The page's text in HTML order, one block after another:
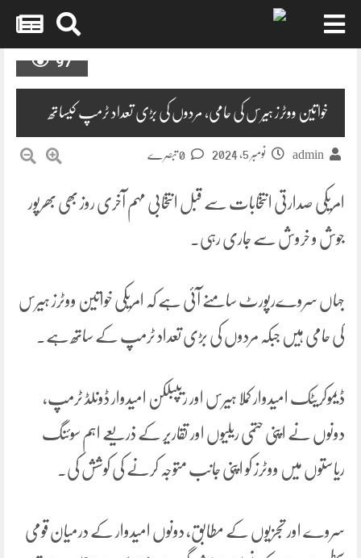
97
خواتین ووٹرز ہیرس کی حامی، مردوں کی بڑی تعداد ٹرمپ کیساتھ
admin نومبر 5, 2024
امریکی صدارتی انتخابات سے قبل انتخابی مہم آخری روز بھی بھرپور
جوش و خروش سے جاری رہی۔
جہاں سروےرپورٹ سامنے آئی ہے کہ امریکی خواتین ووٹرز ہیرس
کی حامی ہیں جبکہ مردوں کی بڑی تعداد ٹرمپ کے ساتھ ہے۔
ڈیموکریٹک امیدوار کملا ہیرس اور ریپبلکن امیدوار ڈونلڈ ٹرمپ،
دونوں نے اپنی حتمی ریلیوں اور تقاریر کے ذریعے اہم سوئنگ
ریاستوں میں ووٹرز کو اپنی جانب متوجہ کرنے کی کوشش کی۔
سروے اور تجزیوں کے مطابق، دونوں امیدوار کے درمیان قومی